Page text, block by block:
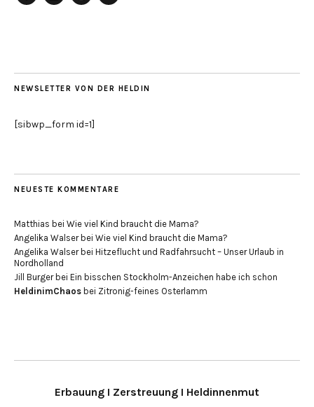
NEWSLETTER VON DER HELDIN
[sibwp_form id=1]
NEUESTE KOMMENTARE
Matthias bei Wie viel Kind braucht die Mama?
Angelika Walserbei Wie viel Kind braucht die Mama?
Angelika Walserbei Hitzeflucht und Radfahrsucht – Unser Urlaub in
Nordholland
Jill Burgerbei Ein bisschen Stockholm-Anzeichen habe ich schon
HeldinimChaos bei Zitronig-feines Osterlamm
Erbauung I Zerstreuung I Heldinnenmut